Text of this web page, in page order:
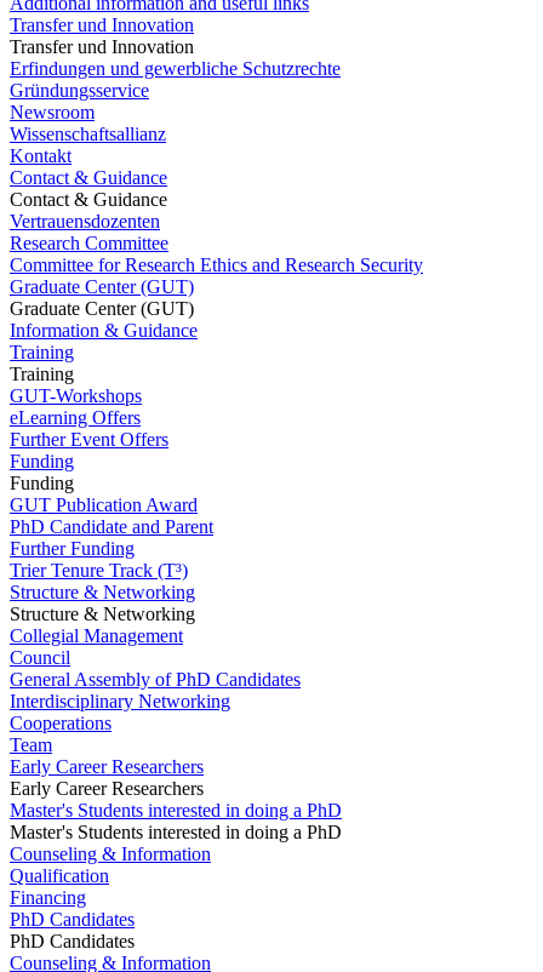
Transfer und Innovation
Transfer und Innovation
Erfindungen und gewerbliche Schutzrechte
Gründungsservice
Newsroom
Wissenschaftsallianz
Kontakt
Contact & Guidance
Contact & Guidance
Vertrauensdozenten
Research Committee
Committee for Research Ethics and Research Security
Graduate Center (GUT)
Graduate Center (GUT)
Information & Guidance
Training
Training
GUT-Workshops
eLearning Offers
Further Event Offers
Funding
Funding
GUT Publication Award
PhD Candidate and Parent
Further Funding
Trier Tenure Track (T³)
Structure & Networking
Structure & Networking
Collegial Management
Council
General Assembly of PhD Candidates
Interdisciplinary Networking
Cooperations
Team
Early Career Researchers
Early Career Researchers
Master's Students interested in doing a PhD
Master's Students interested in doing a PhD
Counseling & Information
Qualification
Financing
PhD Candidates
PhD Candidates
Counseling & Information